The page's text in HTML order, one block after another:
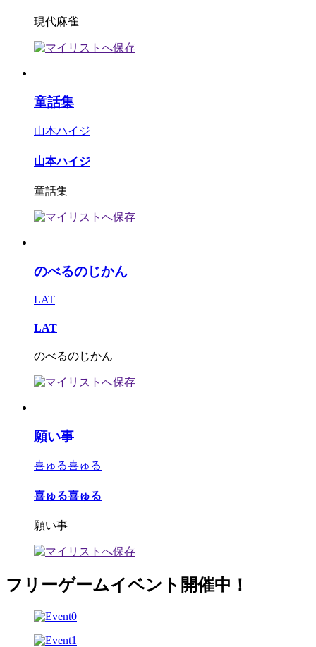
現代麻雀
童話集
山本ハイジ
山本ハイジ
童話集
のべるのじかん
LAT
LAT
のべるのじかん
願い事
喜ゅる喜ゅる
喜ゅる喜ゅる
願い事
フリーゲームイベント開催中！